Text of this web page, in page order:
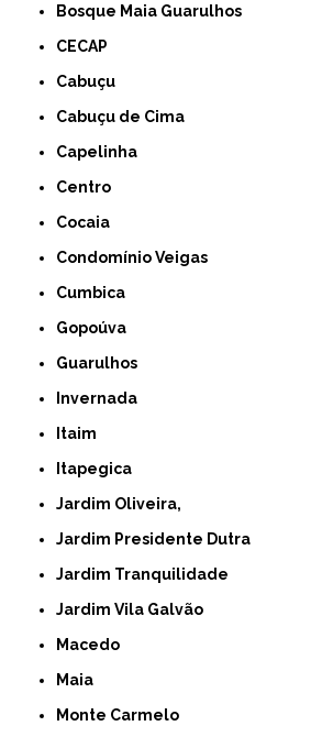
Bosque Maia Guarulhos
CECAP
Cabuçu
Cabuçu de Cima
Capelinha
Centro
Cocaia
Condomínio Veigas
Cumbica
Gopoúva
Guarulhos
Invernada
Itaim
Itapegica
Jardim Oliveira,
Jardim Presidente Dutra
Jardim Tranquilidade
Jardim Vila Galvão
Macedo
Maia
Monte Carmelo